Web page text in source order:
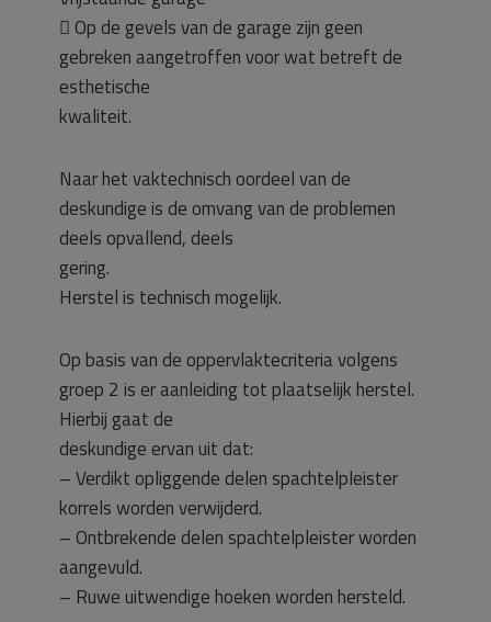
 Op de gevels van de garage zijn geen
gebreken aangetroffen voor wat betreft de
esthetische
kwaliteit.
Naar het vaktechnisch oordeel van de
deskundige is de omvang van de problemen
deels opvallend, deels
gering.
Herstel is technisch mogelijk.
Op basis van de oppervlaktecriteria volgens
groep 2 is er aanleiding tot plaatselijk herstel.
Hierbij gaat de
deskundige ervan uit dat:
– Verdikt opliggende delen spachtelpleister
korrels worden verwijderd.
– Ontbrekende delen spachtelpleister worden
aangevuld.
– Ruwe uitwendige hoeken worden hersteld.